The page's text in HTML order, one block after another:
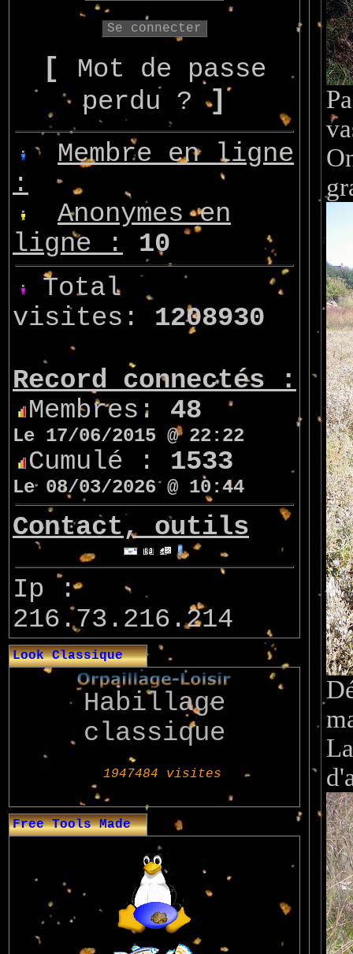
[ Mot de passe
perdu ? ]
Membre en ligne
:
Anonymes en
ligne :
10
Total
visites:
1208930
Record connectés :
Membres: 48
Le 17/06/2015 @ 22:22
Cumulé : 1533
Le 08/03/2026 @ 10:44
Contact, outils
Ip :
216.73.216.214
Look Classique
Habillage
classique
Free Tools Made